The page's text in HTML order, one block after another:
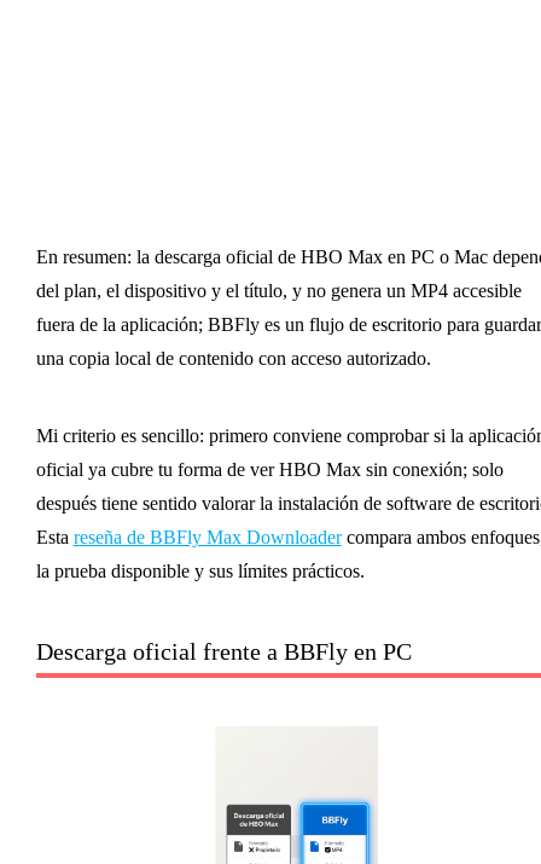
En resumen: la descarga oficial de HBO Max en PC o Mac
del plan, el dispositivo y el título, y no genera un MP4 accesible
fuera de la aplicación; BBFly es un flujo de escritorio para guardar
una copia local de contenido con acceso autorizado.
Mi criterio es sencillo: primero conviene comprobar si la
oficial ya cubre tu forma de ver HBO Max sin conexión; solo
después tiene sentido valorar la instalación de software de
Esta reseña de BBFly Max Downloadercompara ambos
la prueba disponible y sus límites prácticos.
Descarga oficial frente a BBFly en PC